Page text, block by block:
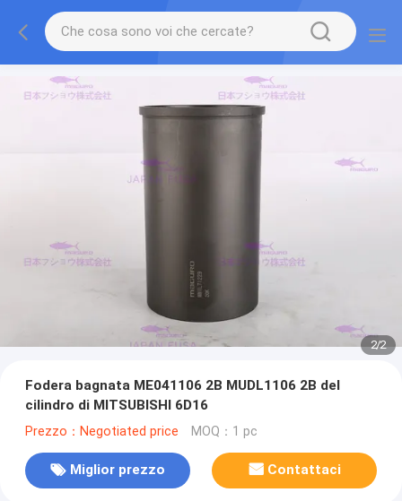
2/2
Fodera bagnata ME041106 2B MUDL1106 2B del
cilindro di MITSUBISHI 6D16
Prezzo：Negotiated price MOQ：1 pc
Miglior prezzo Contattaci